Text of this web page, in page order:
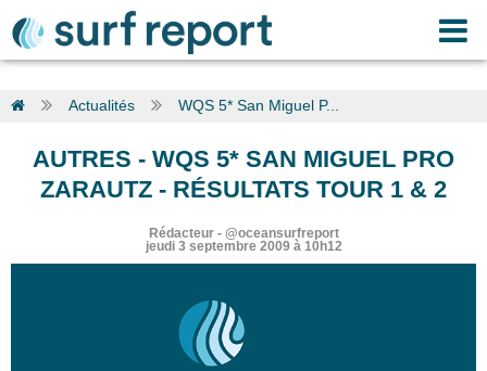
Actualités WQS 5* San Miguel P...
AUTRES - WQS 5* SAN MIGUEL PRO
ZARAUTZ - RÉSULTATS TOUR 1 & 2
Rédacteur- @oceansurfreport
jeudi 3 septembre 2009 à 10h12